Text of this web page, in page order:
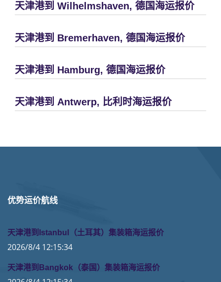
天津港到 Wilhelmshaven, 德国海运报价
天津港到 Bremerhaven, 德国海运报价
天津港到 Hamburg, 德国海运报价
天津港到 Antwerp, 比利时海运报价
优势运价航线
天津港到Istanbul（土耳其）集装箱海运报价
2026/8/4 12:15:34
天津港到Bangkok（泰国）集装箱海运报价